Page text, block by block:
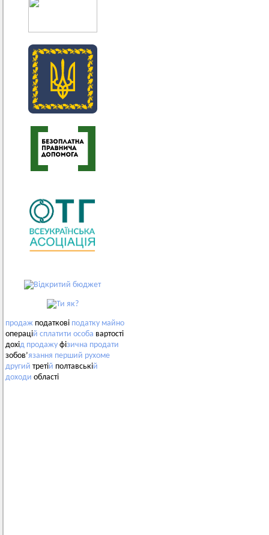
продаж податкові податку майно
операцій сплатити особа вартості
дохід продажу фізична продати
зобов’язання перший рухоме
другий третій полтавській
доходи області